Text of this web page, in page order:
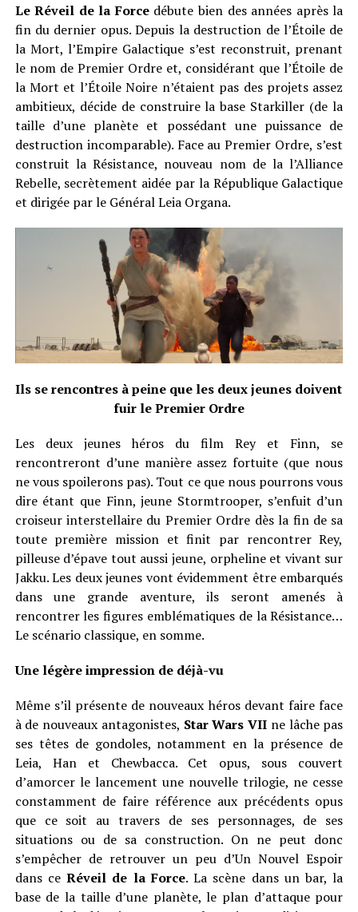
Le Réveil de la Forcedébute bien des années après la
fin du dernier opus. Depuis la destruction de l’Étoile de
la Mort, l’Empire Galactique s’est reconstruit, prenant
le nom de Premier Ordre et, considérant que l’Étoile de
la Mort et l’Étoile Noire n’étaient pas des projets assez
ambitieux, décide de construire la base Starkiller (de la
taille d’une planète et possédant une puissance de
destruction incomparable). Face au Premier Ordre, s’est
construit la Résistance, nouveau nom de la l’Alliance
Rebelle, secrètement aidée par la République Galactique
et dirigée par le Général Leia Organa.
Ils se rencontres à peine que les deux jeunes doivent
fuir le Premier Ordre
Les deux jeunes héros du film Rey et Finn, se
rencontreront d’une manière assez fortuite (que nous
ne vous spoilerons pas). Tout ce que nous pourrons vous
dire étant que Finn, jeune Stormtrooper, s’enfuit d’un
croiseur interstellaire du Premier Ordre dès la fin de sa
toute première mission et finit par rencontrer Rey,
pilleuse d’épave tout aussi jeune, orpheline et vivant sur
Jakku. Les deux jeunes vont évidemment être embarqués
dans une grande aventure, ils seront amenés à
rencontrer les figures emblématiques de la Résistance…
Le scénario classique, en somme.
Une légère impression de déjà-vu
Même s’il présente de nouveaux héros devant faire face
à de nouveaux antagonistes, Star Wars VII ne lâche pas
ses têtes de gondoles, notamment en la présence de
Leia, Han et Chewbacca. Cet opus, sous couvert
d’amorcer le lancement une nouvelle trilogie, ne cesse
constamment de faire référence aux précédents opus
que ce soit au travers de ses personnages, de ses
situations ou de sa construction. On ne peut donc
s’empêcher de retrouver un peu d’Un Nouvel Espoir
dans ceRéveil de la Force. La scène dans un bar, la
base de la taille d’une planète, le plan d’attaque pour